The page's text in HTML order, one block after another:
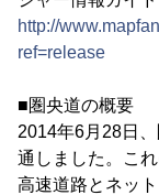
http://
ref=release
■圏央道の概要
2014年6月28日
通しました。こ
高速道路とネッ